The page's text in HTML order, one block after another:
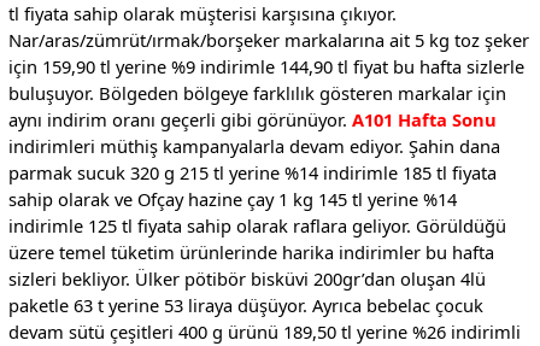
tl fiyata sahip olarak müşterisi karşısına çıkıyor.
Nar/aras/zümrüt/ırmak/borşeker markalarına ait 5 kg toz şeker
için 159,90 tl yerine %9 indirimle 144,90 tl fiyat bu hafta sizlerle
buluşuyor. Bölgeden bölgeye farklılık gösteren markalar için
aynı indirim oranı geçerli gibi görünüyor. A101 Hafta Sonu
indirimleri müthiş kampanyalarla devam ediyor. Şahin dana
parmak sucuk 320 g 215 tl yerine %14 indirimle 185 tl fiyata
sahip olarak ve Ofçay hazine çay 1 kg 145 tl yerine %14
indirimle 125 tl fiyata sahip olarak raflara geliyor. Görüldüğü
üzere temel tüketim ürünlerinde harika indirimler bu hafta
sizleri bekliyor. Ülker pötibör bisküvi 200gr’dan oluşan 4lü
paketle 63 t yerine 53 liraya düşüyor. Ayrıca bebelac çocuk
devam sütü çeşitleri 400 g ürünü 189,50 tl yerine %26 indirimli